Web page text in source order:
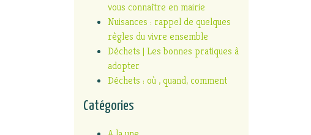
vous connaître en mairie
Nuisances : rappel de quelques
règles du vivre ensemble
Déchets | Les bonnes pratiques à
adopter
Déchets : où , quand, comment
Catégories